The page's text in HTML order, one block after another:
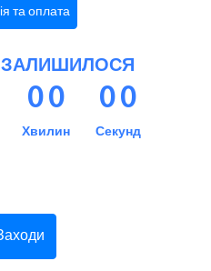
та оплата
00
Хвилин
00
Секунд